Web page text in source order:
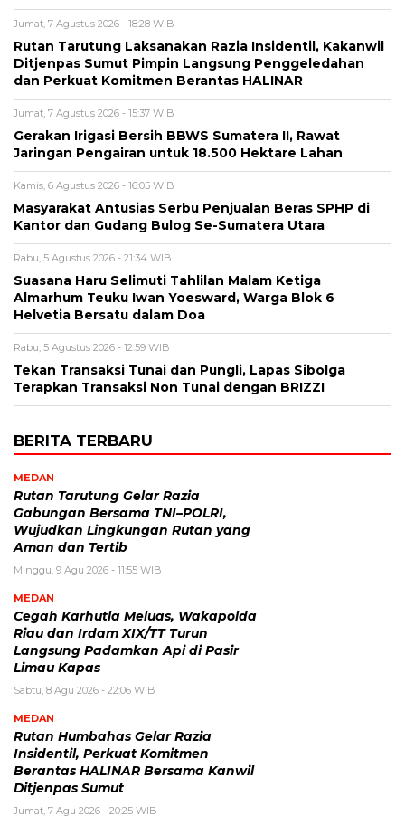
Jumat, 7 Agustus 2026 - 18:28 WIB
Rutan Tarutung Laksanakan Razia Insidentil, Kakanwil
Ditjenpas Sumut Pimpin Langsung Penggeledahan
dan Perkuat Komitmen Berantas HALINAR
Jumat, 7 Agustus 2026 - 15:37 WIB
Gerakan Irigasi Bersih BBWS Sumatera II, Rawat
Jaringan Pengairan untuk 18.500 Hektare Lahan
Kamis, 6 Agustus 2026 - 16:05 WIB
Masyarakat Antusias Serbu Penjualan Beras SPHP di
Kantor dan Gudang Bulog Se-Sumatera Utara
Rabu, 5 Agustus 2026 - 21:34 WIB
Suasana Haru Selimuti Tahlilan Malam Ketiga
Almarhum Teuku Iwan Yoesward, Warga Blok 6
Helvetia Bersatu dalam Doa
Rabu, 5 Agustus 2026 - 12:59 WIB
Tekan Transaksi Tunai dan Pungli, Lapas Sibolga
Terapkan Transaksi Non Tunai dengan BRIZZI
BERITA TERBARU
MEDAN
Rutan Tarutung Gelar Razia
Gabungan Bersama TNI–POLRI,
Wujudkan Lingkungan Rutan yang
Aman dan Tertib
Minggu, 9 Agu 2026 - 11:55 WIB
MEDAN
Cegah Karhutla Meluas, Wakapolda
Riau dan Irdam XIX/TT Turun
Langsung Padamkan Api di Pasir
Limau Kapas
Sabtu, 8 Agu 2026 - 22:06 WIB
MEDAN
Rutan Humbahas Gelar Razia
Insidentil, Perkuat Komitmen
Berantas HALINAR Bersama Kanwil
Ditjenpas Sumut
Jumat, 7 Agu 2026 - 20:25 WIB